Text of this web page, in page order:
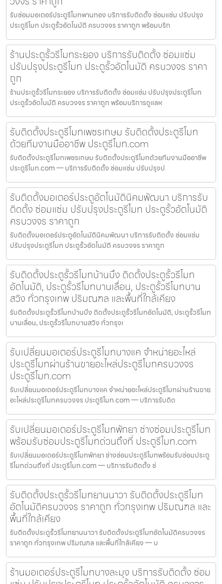
รับซ่อมมอเตอร์ประตูรีโมทพานทอง บริการรับติดตั้ง ซ่อมแซ่ม ปรับปรุง
ประตูรีโมท ประตูรั้วอัตโนมัติ ครบวงจร ราคาถูก พร้อมบริก
ร้านประตูรั้วรีโมทระยอง บริการรับติดตั้ง ซ่อมแซ่ม
ปรับปรุงประตูรีโมท ประตูรั้วอัตโนมัติ ครบวงจร ราคา
ถูก
ร้านประตูรั้วรีโมทระยอง บริการรับติดตั้ง ซ่อมแซ่ม ปรับปรุงประตูรีโมท
ประตูรั้วอัตโนมัติ ครบวงจร ราคาถูก พร้อมบริการดูแลห
รับติดตั้งประตูรีโมทเพชรเกษม รับติดตั้งประตูรีโมท
ด้วยทีมงานมืออาชีพ ประตูรีโมท.com
รับติดตั้งประตูรีโมทเพชรเกษม รับติดตั้งประตูรีโมทด้วยทีมงานมืออาชีพ
ประตูรีโมท.com — บริการรับติดตั้ง ซ่อมแซ่ม ปรับปรุงป
รับติดตั้งมอเตอร์ประตูอัตโนมัตินิคมพัฒนา บริการรับ
ติดตั้ง ซ่อมแซ่ม ปรับปรุงประตูรีโมท ประตูรั้วอัตโนมัติ
ครบวงจร ราคาถูก
รับติดตั้งมอเตอร์ประตูอัตโนมัตินิคมพัฒนา บริการรับติดตั้ง ซ่อมแซ่ม
ปรับปรุงประตูรีโมท ประตูรั้วอัตโนมัติ ครบวงจร ราคาถูก
รับติดตั้งประตูรั้วรีโมทบ้านบึง ติดตั้งประตูรั้วรีโมท
อัตโนมัติ, ประตูรั้วรีโมทบานเลื่อน, ประตูรั้วรีโมทบาน
สวิง ทั่วกรุงเทพ ปริมณฑล และพื้นที่ใกล้เคียง
รับติดตั้งประตูรั้วรีโมทบ้านบึง ติดตั้งประตูรั้วรีโมทอัตโนมัติ, ประตูรั้วรีโมท
บานเลื่อน, ประตูรั้วรีโมทบานสวิง ทั่วกรุงเ
รับเปลี่ยนมอเตอร์ประตูรีโมทบางแค จำหน่ายอะไหล่
ประตูรีโมทผ่านร้านขายอะไหล่ประตูรีโมทครบวงจร
ประตูรีโมท.com
รับเปลี่ยนมอเตอร์ประตูรีโมทบางแค จำหน่ายอะไหล่ประตูรีโมทผ่านร้านขาย
อะไหล่ประตูรีโมทครบวงจร ประตูรีโมท.com — บริการรับติด
รับเปลี่ยนมอเตอร์ประตูรีโมทพัทยา ช่างซ่อมประตูรีโมท
พร้อมรับซ่อมประตูรีโมทด่วนถึงที่ ประตูรีโมท.com
รับเปลี่ยนมอเตอร์ประตูรีโมทพัทยา ช่างซ่อมประตูรีโมทพร้อมรับซ่อมประตู
รีโมทด่วนถึงที่ ประตูรีโมท.com — บริการรับติดตั้ง ซ่
รับติดตั้งประตูรั้วรีโมทยานนาวา รับติดตั้งประตูรีโมท
อัตโนมัติครบวงจร ราคาถูก ทั่วกรุงเทพ ปริมณฑล และ
พื้นที่ใกล้เคียง
รับติดตั้งประตูรั้วรีโมทยานนาวา รับติดตั้งประตูรีโมทอัตโนมัติครบวงจร
ราคาถูก ทั่วกรุงเทพ ปริมณฑล และพื้นที่ใกล้เคียง — บ
ร้านมอเตอร์ประตูรีโมทบางละมุง บริการรับติดตั้ง ซ่อม